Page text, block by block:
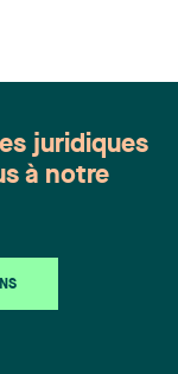
juridiques
à notre